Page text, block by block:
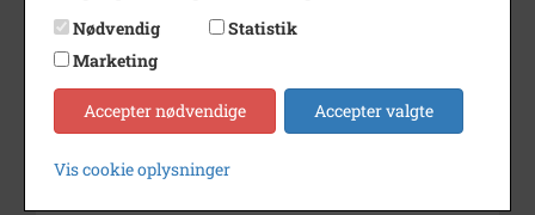
butiksarealet til det dobbelte, så
omkring 100 kvadratmeter
butiksareal. Arealet er
skaffet til veje ved delvise
Nødvendig
Statistik
Marketing
Accepter nødvendige Accepter valgte
Vis cookie oplysninger